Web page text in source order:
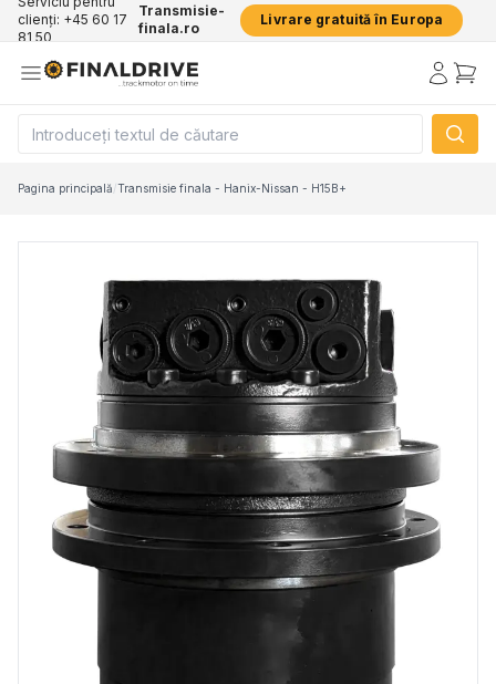
clienți: +45 60 17
81 50
Transmisie-
finala.ro
Livrare gratuită în Europa
Pagina principală/Transmisie finala - Hanix-Nissan - H15B+